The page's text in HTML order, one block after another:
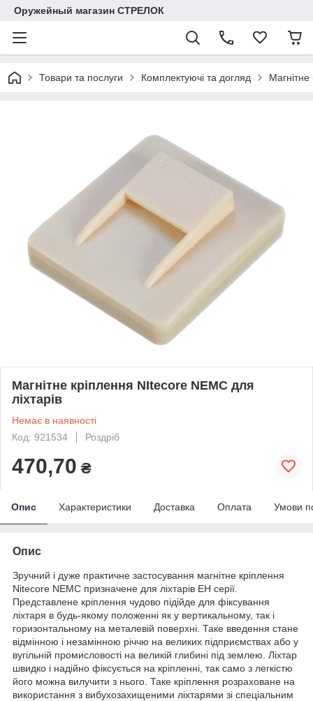
Оружейный магазин СТРЕЛОК
Товари та послуги Комплектуючі та догляд
Магнітне кріплення NItecore NEMC для
ліхтарів
Немає в наявності
Код: 921534
Роздріб
470,70 ₴
Опис Характеристики Доставка Оплата Умови
Опис
Зручний і дуже практичне застосування магнітне кріплення
Nitecore NEMC призначене для ліхтарів EH серії.
Представлене кріплення чудово підійде для фіксування
ліхтаря в будь-якому положенні як у вертикальному, так і
горизонтальному на металевій поверхні. Таке введення стане
відмінною і незамінною річчю на великих підприємствах або у
вугільній промисловості на великій глибині під землею. Ліхтар
швидко і надійно фіксується на кріпленні, так само з легкістю
його можна вилучити з нього. Таке кріплення розраховане на
використання з вибухозахищеними ліхтарями зі спеціальним